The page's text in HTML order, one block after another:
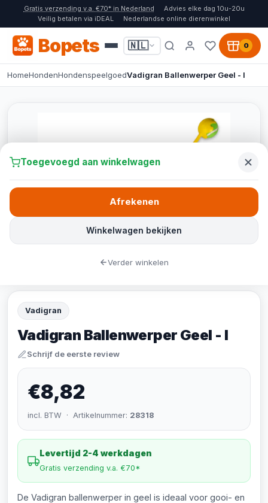
Gratis verzending v.a. €70* in Nederland
Advies elke dag 10u-20u
Veilig betalen via iDEAL
Nederlandse online dierenwinkel
Bopets 🇳🇱 0
HomeHondenHondenspeelgoedVadigran Ballenwerper Geel - l
Vadigran
Vadigran Ballenwerper Geel - l
Schrijf de eerste review
€8,82
incl. BTW · Artikelnummer: 28318
Levertijd 2-4 werkdagen
Gratis verzending v.a. €70*
De Vadigran ballenwerper in geel is ideaal voor gooi- en
Toegevoegd aan winkelwagen
Winkelwagen bekijken
Afrekenen
Verder winkelen